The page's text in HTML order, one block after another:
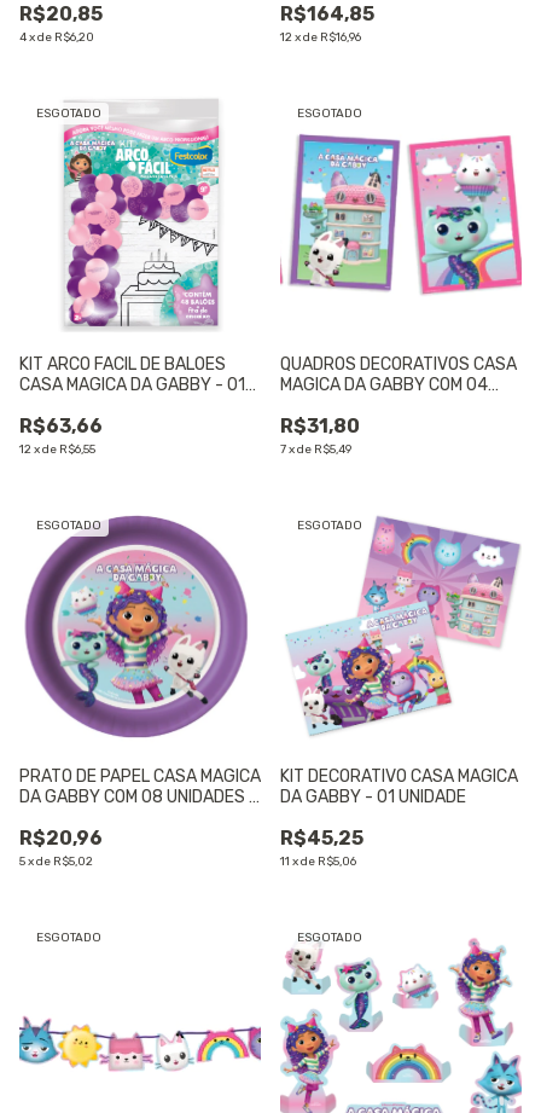
R$20,85
4xde R$6,20
R$164,85
12xde R$16,96
ESGOTADO
KIT ARCO FACIL DE BALOES
CASA MAGICA DA GABBY - 01
R$63,66
12xde R$6,55
ESGOTADO
QUADROS DECORATIVOS CASA
MAGICA DA GABBY COM 04
R$31,80
7xde R$5,49
ESGOTADO
PRATO DE PAPEL CASA MAGICA
DA GABBY COM 08 UNIDADES -
R$20,96
5xde R$5,02
ESGOTADO
KIT DECORATIVO CASA MAGICA
DA GABBY - 01 UNIDADE
R$45,25
11 xde R$5,06
ESGOTADO ESGOTADO